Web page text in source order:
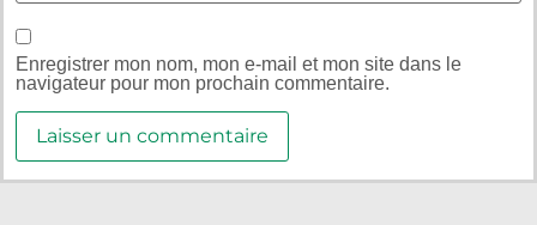
Enregistrer mon nom, mon e-mail et mon site dans le
navigateur pour mon prochain commentaire.